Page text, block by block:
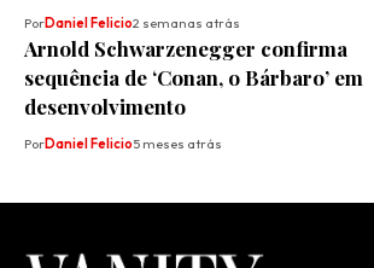
PorDaniel Felicio2 semanas atrás
Arnold Schwarzenegger confirma
sequência de ‘Conan, o Bárbaro’ em
desenvolvimento
PorDaniel Felicio5 meses atrás